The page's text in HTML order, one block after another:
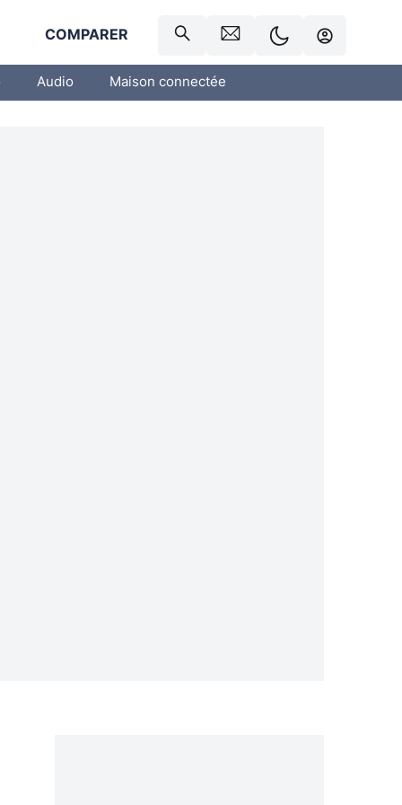
COMPARER
Audio Maison connectée